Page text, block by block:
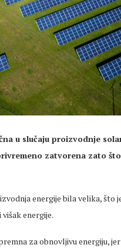
u slučaju proizvodnje
zatvorena zato
energije bila velika, što
energije.
za obnovljivu energiju,